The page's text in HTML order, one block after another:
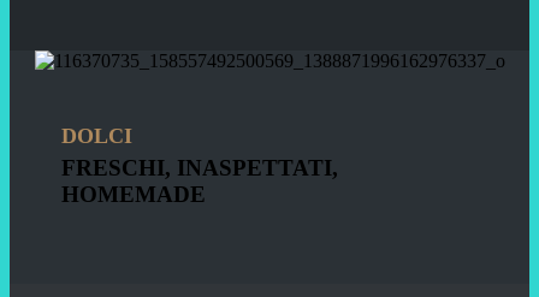
DOLCI
FRESCHI, INASPETTATI,
HOMEMADE